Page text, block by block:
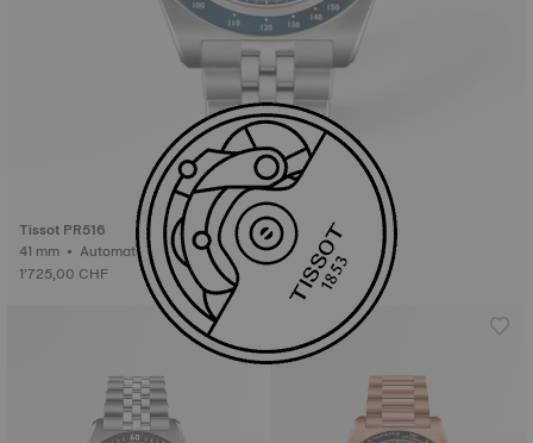
Tissot PR516
41 mm • Automatik-Valjoux
1’725,00 CHF